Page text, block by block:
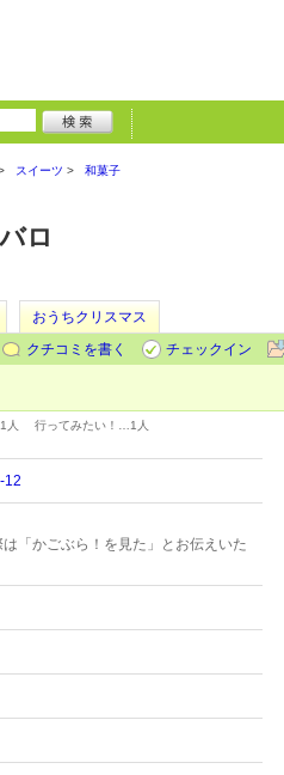
スイーツ 和菓子
ロ
おうちクリスマス
クチコミを書く
チェックイン
1人 行ってみたい！… 1人
12
「かごぶら！を見た」とお伝えいた